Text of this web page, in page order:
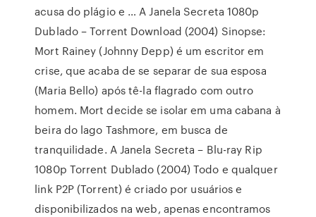
acusa do plágio e … A Janela Secreta 1080p
Dublado – Torrent Download (2004) Sinopse:
Mort Rainey (Johnny Depp) é um escritor em
crise, que acaba de se separar de sua esposa
(Maria Bello) após tê-la flagrado com outro
homem. Mort decide se isolar em uma cabana à
beira do lago Tashmore, em busca de
tranquilidade. A Janela Secreta – Blu-ray Rip
1080p Torrent Dublado (2004) Todo e qualquer
link P2P (Torrent) é criado por usuários e
disponibilizados na web, apenas encontramos